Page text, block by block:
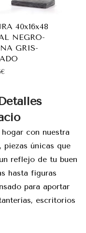
40x16x48
NEGRO-
GRIS-
€
con nuestra
, piezas únicas que
reflejo de tu buen
hasta figuras
para aportar
escritorios